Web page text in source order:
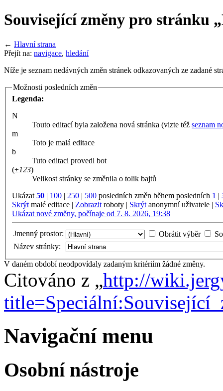
Související změny pro stránku
← Hlavní strana
Přejít na: navigace, hledání
Níže je seznam nedávných změn stránek odkazovaných ze zadané
Možnosti posledních změn
Legenda:
N
Touto editací byla založena nová stránka (vizte též seznam
m
Toto je malá editace
b
Tuto editaci provedl bot
(±123)
Velikost stránky se změnila o tolik bajtů
Ukázat50 100 250 500 posledních změn během posledních 1
Skrýtmalé editace | Zobrazitroboty | Skrýtanonymní uživatele |
Ukázat nové změny, počínaje od 7. 8. 2026, 19:38
Jmenný prostor: Obrátit výběr
Název stránky:
V daném období neodpovídaly zadaným kritériím žádné změny.
Citováno z „http://
Navigační menu
Osobní nástroje